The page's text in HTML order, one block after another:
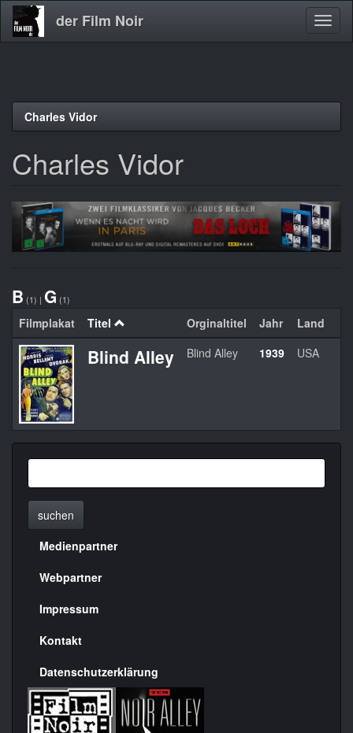
Direkt
der Film Noir
Charles Vidor
Charles Vidor
B (1) | G (1)
Filmplakat Titel Orginaltitel Jahr Land
Blind Alley Blind Alley 1939 USA
suchen
Menülinks
rechte
Seite
Medienpartner
Webpartner
Impressum
Kontakt
Datenschutzerklärung